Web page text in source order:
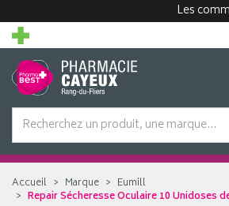
Les
Accueil Marque
Eumill
Repair Sécheresse Oculaire 10 Unidoses